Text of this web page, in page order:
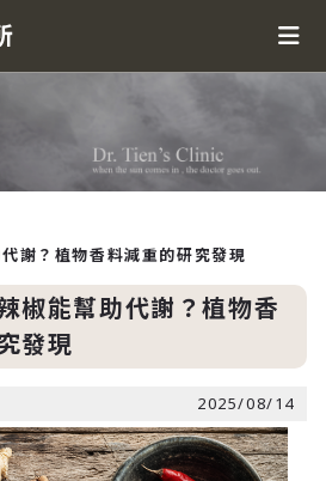
謝？植物香料減重的研究發現
椒能幫助代謝？植物香
發現
2025/08/14